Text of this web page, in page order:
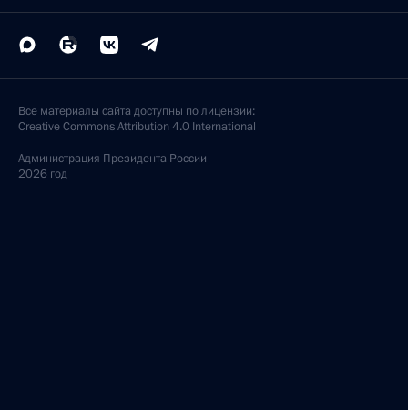
Все материалы сайта доступны по лицензии:
Creative Commons Attribution 4.0 International
Администрация Президента России
2026 год